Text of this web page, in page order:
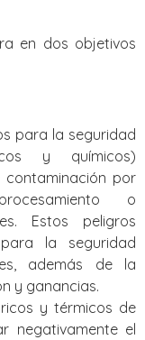
en dos objetivos
para la seguridad
y químicos)
contaminación por
o
Estos peligros
la seguridad
además de la
y ganancias.
y térmicos de
negativamente el